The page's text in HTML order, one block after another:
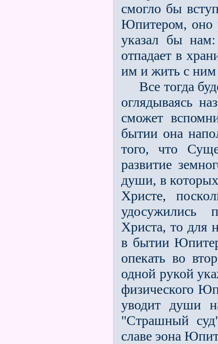
смогло бы
Юпитером, оно
указал бы
отпадает в
им и жить с
Все тогда
оглядываясь
сможет
бытии она
того, что
развитие
души, в
Христе,
удосужились
Христа, то для
в бытии
опекать во
одной рукой
физического
уводит души
"Страшный
славе эона